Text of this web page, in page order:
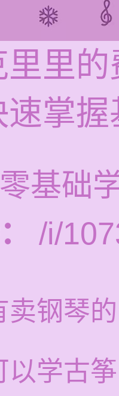
里里
速掌
零基础
/i/
卖钢琴的
以学古